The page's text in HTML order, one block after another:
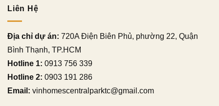
Liên Hệ
Địa chỉ dự án: 720A Điện Biên Phủ, phường 22, Quận
Bình Thạnh, TP.HCM
Hotline 1: 0913 756 339
Hotline 2: 0903 191 286
Email: vinhomescentralparktc@gmail.com